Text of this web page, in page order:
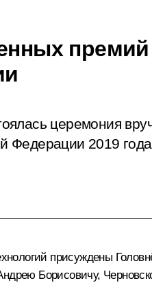
премий
церемония
Федерации 2019
присуждены
Борисовичу,